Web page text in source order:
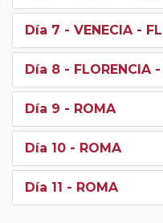
Día 7 - VENECIA -
Día 8 - FLORENCIA
Día 9 - ROMA
Día 10 - ROMA
Día 11 - ROMA